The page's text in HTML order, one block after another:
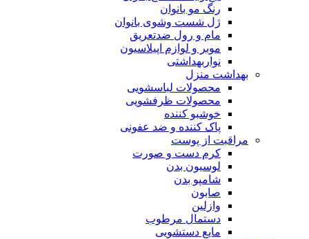
رنگ مو بانوان
ژل شست وشوی بانوان
مام و رول ضدتعریق
موبر و لوازم اپیلاسیون
نواربهداشتی
بهداشت منزل
محصولات لباسشویی
محصولات ظرفشویی
خوشبو کننده
پاک کننده و ضد عفونی
مراقبت از پوست
کرم دست و صورت
لوسیون بدن
شامپو بدن
صابون
وازلین
دستمال مرطوب
مایع دستشویی